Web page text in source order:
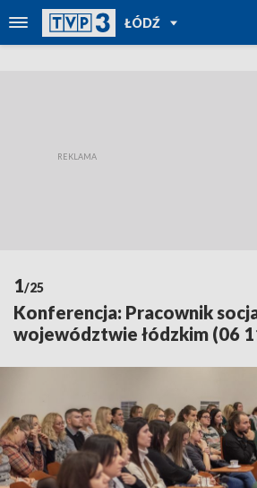
ŁÓDŹ
POWRÓT
DO
REGIONY
1/25
Konferencja: Pracownik
województwie łódzkim (06